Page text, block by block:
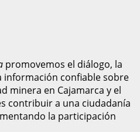
promovemos el diálogo, la
información confiable sobre
minera en Cajamarca y el
contribuir a una ciudadanía
la participación